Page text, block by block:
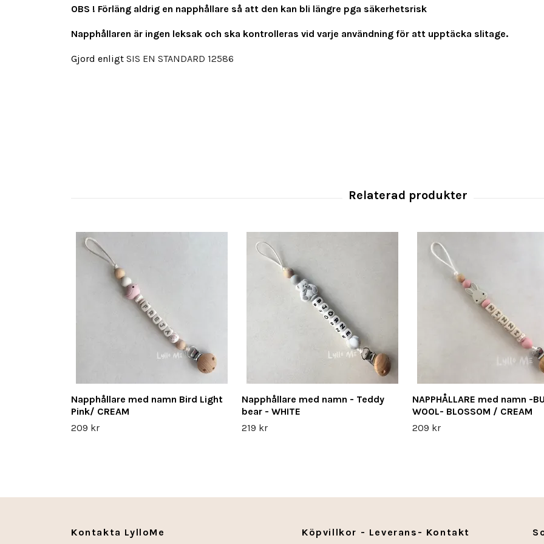
OBS ! Förläng aldrig en napphållare så att den kan bli längre pga säkerhetsrisk
Napphållaren är ingen leksak och ska kontrolleras vid varje användning för att upptäcka slitage.
Gjord enligt SIS EN STANDARD 12586
Napphållare med namn Bird Light
Pink/ CREAM
209 kr
Napphållare med namn - Teddy
bear - WHITE
219 kr
NAPPHÅLLARE med namn -
WOOL- BLOSSOM / CREAM
209 kr
Kontakta LylloMe Köpvillkor - Leverans- Kontakt